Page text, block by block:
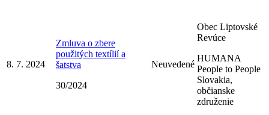
8. 7. 2024
Zmluva o zbere
použitých textílií a
šatstva
30/2024
Neuvedené
Obec Liptovské
Revúce
HUMANA
People to People
Slovakia,
občianske
združenie